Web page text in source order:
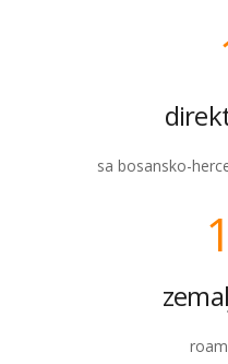
sa bosansko-